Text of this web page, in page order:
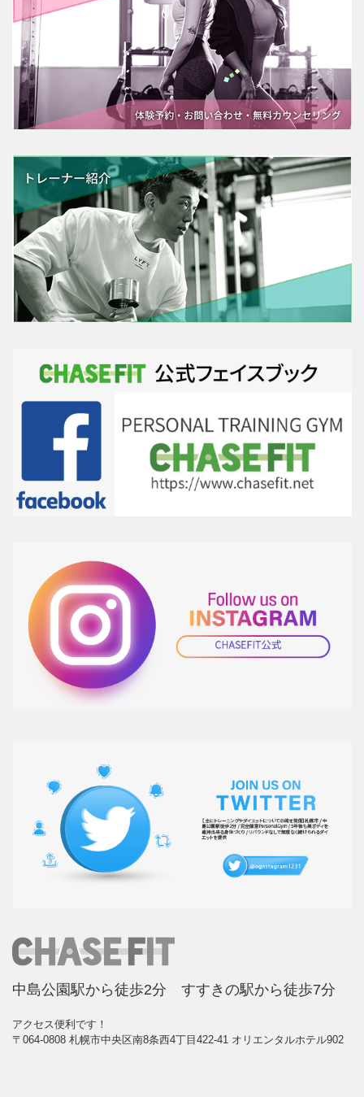
中島公園駅から徒歩2分 すすきの駅から徒歩7分
アクセス便利です！
〒064-0808 札幌市中央区南8条西4丁目422-41 オリエンタルホテル902